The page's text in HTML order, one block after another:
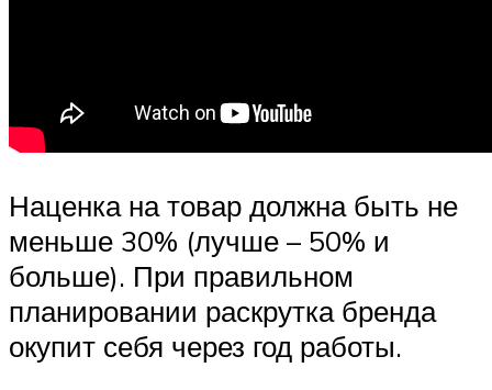
Наценка на товар должна быть не
меньше 30% (лучше – 50% и
больше). При правильном
планировании раскрутка бренда
окупит себя через год работы.